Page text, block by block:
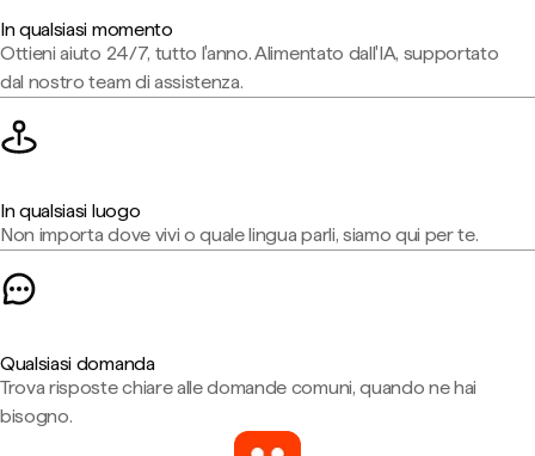
In qualsiasi momento
Ottieni aiuto 24/7, tutto l'anno. Alimentato dall'IA, supportato
dal nostro team di assistenza.
In qualsiasi luogo
Non importa dove vivi o quale lingua parli, siamo qui per te.
Qualsiasi domanda
Trova risposte chiare alle domande comuni, quando ne hai
bisogno.